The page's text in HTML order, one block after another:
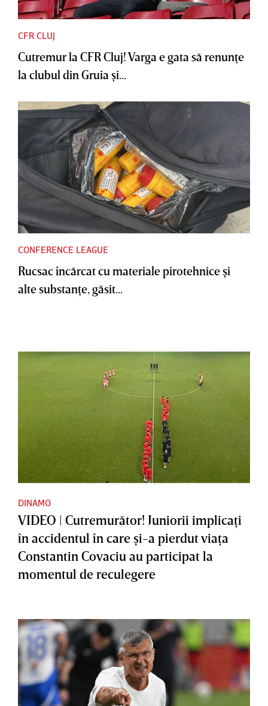
CFR CLUJ
Cutremur la CFR Cluj! Varga e gata să renunţe
la clubul din Gruia şi...
CONFERENCE LEAGUE
Rucsac încărcat cu materiale pirotehnice şi
alte substanţe, găsit...
DINAMO
VIDEO | Cutremurător! Juniorii implicaţi
în accidentul în care şi-a pierdut viaţa
Constantin Covaciu au participat la
momentul de reculegere